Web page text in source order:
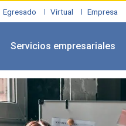
Egresado Virtual Empresa
Servicios empresariales